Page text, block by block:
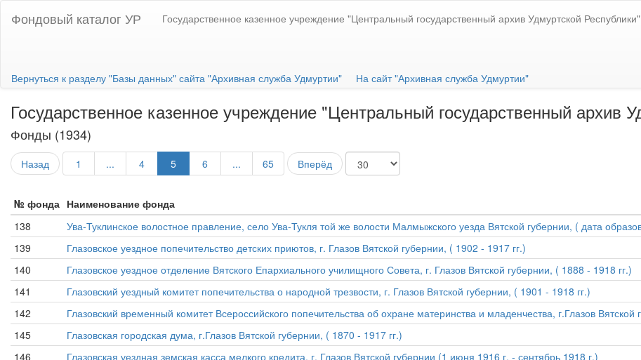
Фондовый каталог УР Государственное казенное учреждение "Центральный государственный архив Удмуртской Республики"
Вернуться к разделу "Базы данных" сайта "Архивная служба Удмуртии" На сайт "Архивная служба Удмуртии"
Государственное казенное учреждение "Центральный государственный архив
Фонды (1934)
Назад 1 ... 4 5 6 ... 65 Вперёд
№ фонда Наименование фонда
138
Ува-Туклинское волостное правление, село Ува-Тукля той же волости Малмыжского уезда Вятской губернии, ( дата
139
Глазовское уездное попечительство детских приютов, г. Глазов Вятской губернии, ( 1902 - 1917 гг.)
140
Глазовское уездное отделение Вятского Епархиального училищного Совета, г. Глазов Вятской губернии, ( 1888 - 1918 гг.)
141
Глазовский уездный комитет попечительства о народной трезвости, г. Глазов Вятской губернии, ( 1901 - 1918 гг.)
142
Глазовский временный комитет Всероссийского попечительства об охране материнства и младенчества, г.Глазов Вятской
145
Глазовская городская дума, г.Глазов Вятской губернии, ( 1870 - 1917 гг.)
146
Глазовская уездная земская касса мелкого кредита, г. Глазов Вятской губернии (1 июня 1916 г. - сентябрь 1918 г.)